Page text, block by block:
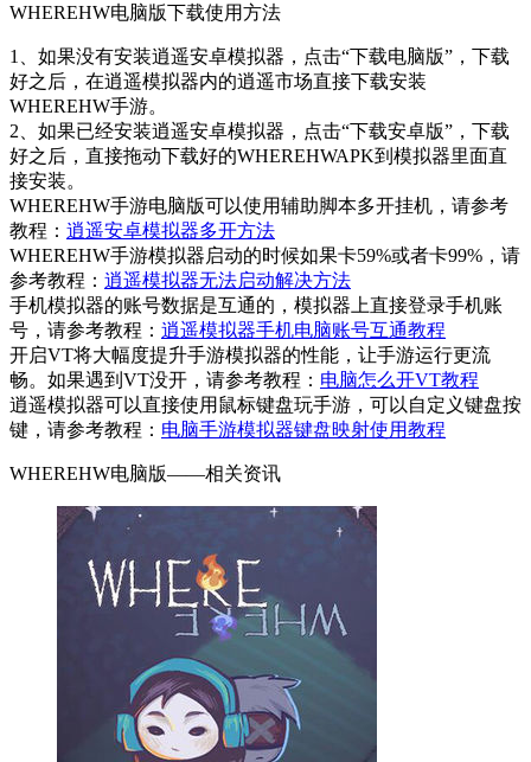
WHEREHW电脑版下载使用方法
1、如果没有安装逍遥安卓模拟器，点击“下载电脑版”，下载
好之后，在逍遥模拟器内的逍遥市场直接下载安装
WHEREHW手游。
2、如果已经安装逍遥安卓模拟器，点击“下载安卓版”，下载
好之后，直接拖动下载好的WHEREHWAPK到模拟器里面直
接安装。
WHEREHW手游电脑版可以使用辅助脚本多开挂机，请参考
教程： 逍遥安卓模拟器多开方法
WHEREHW手游模拟器启动的时候如果卡59%或者卡99%，请
参考教程： 逍遥模拟器无法启动解决方法
手机模拟器的账号数据是互通的，模拟器上直接登录手机账
号，请参考教程： 逍遥模拟器手机电脑账号互通教程
开启VT将大幅度提升手游模拟器的性能，让手游运行更流
畅。如果遇到VT没开，请参考教程： 电脑怎么开VT教程
逍遥模拟器可以直接使用鼠标键盘玩手游，可以自定义键盘按
键，请参考教程： 电脑手游模拟器键盘映射使用教程
WHEREHW电脑版——相关资讯